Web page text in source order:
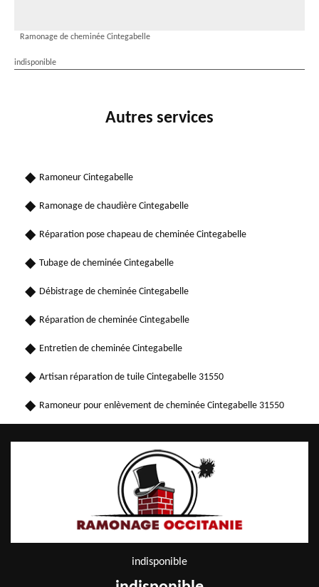
Ramonage de cheminée Cintegabelle
indisponible
Autres services
Ramoneur Cintegabelle
Ramonage de chaudière Cintegabelle
Réparation pose chapeau de cheminée Cintegabelle
Tubage de cheminée Cintegabelle
Débistrage de cheminée Cintegabelle
Réparation de cheminée Cintegabelle
Entretien de cheminée Cintegabelle
Artisan réparation de tuile Cintegabelle 31550
Ramoneur pour enlèvement de cheminée Cintegabelle 31550
indisponible